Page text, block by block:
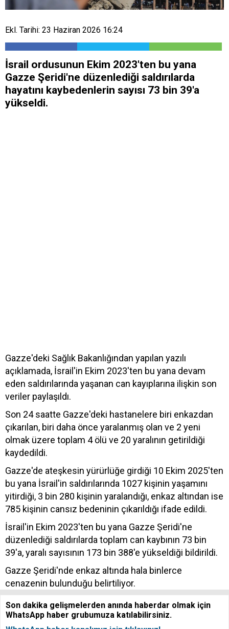
Ekl. Tarihi: 23 Haziran 2026 16:24
İsrail ordusunun Ekim 2023'ten bu yana
Gazze Şeridi'ne düzenlediği saldırılarda
hayatını kaybedenlerin sayısı 73 bin 39'a
yükseldi.
Gazze'deki Sağlık Bakanlığından yapılan yazılı
açıklamada, İsrail'in Ekim 2023'ten bu yana devam
eden saldırılarında yaşanan can kayıplarına ilişkin son
veriler paylaşıldı.
Son 24 saatte Gazze'deki hastanelere biri enkazdan
çıkarılan, biri daha önce yaralanmış olan ve 2 yeni
olmak üzere toplam 4 ölü ve 20 yaralının getirildiği
kaydedildi.
Gazze'de ateşkesin yürürlüğe girdiği 10 Ekim 2025'ten
bu yana İsrail'in saldırılarında 1027 kişinin yaşamını
yitirdiği, 3 bin 280 kişinin yaralandığı, enkaz altından ise
785 kişinin cansız bedeninin çıkarıldığı ifade edildi.
İsrail'in Ekim 2023'ten bu yana Gazze Şeridi'ne
düzenlediği saldırılarda toplam can kaybının 73 bin
39'a, yaralı sayısının 173 bin 388'e yükseldiği bildirildi.
Gazze Şeridi'nde enkaz altında hala binlerce
cenazenin bulunduğu belirtiliyor.
Son dakika gelişmelerden anında haberdar olmak için
WhatsApp haber grubumuza katılabilirsiniz.